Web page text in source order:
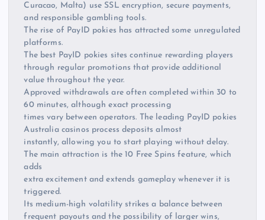
Curacao, Malta) use SSL encryption, secure payments,
and responsible gambling tools.
The rise of PayID pokies has attracted some unregulated
platforms.
The best PayID pokies sites continue rewarding players
through regular promotions that provide additional
value throughout the year.
Approved withdrawals are often completed within 30 to
60 minutes, although exact processing
times vary between operators. The leading PayID pokies
Australia casinos process deposits almost
instantly, allowing you to start playing without delay.
The main attraction is the 10 Free Spins feature, which
adds
extra excitement and extends gameplay whenever it is
triggered.
Its medium-high volatility strikes a balance between
frequent payouts and the possibility of larger wins,